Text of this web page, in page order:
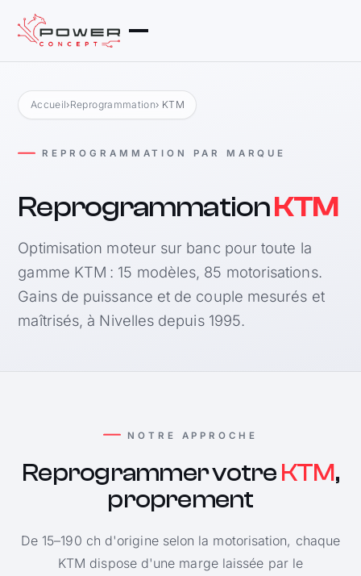
Accueil›Reprogrammation› KTM
REPROGRAMMATION PAR MARQUE
ReprogrammationKTM
Optimisation moteur sur banc pour toute la
gamme KTM : 15 modèles, 85 motorisations.
Gains de puissance et de couple mesurés et
maîtrisés, à Nivelles depuis 1995.
NOTRE APPROCHE
Reprogrammer votre KTM,
proprement
De 15–190 ch d'origine selon la motorisation, chaque
KTM dispose d'une marge laissée par le